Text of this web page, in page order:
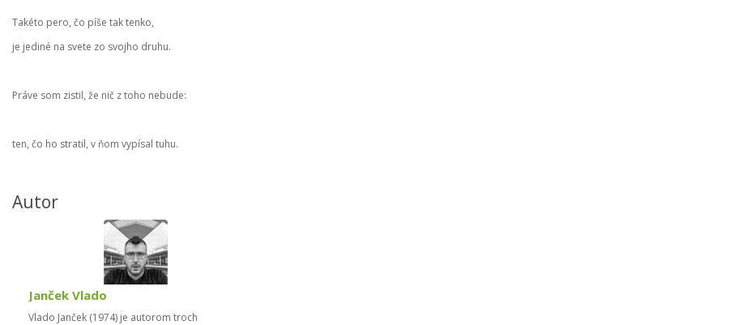
Takéto pero, čo píše tak tenko,
je jediné na svete zo svojho druhu.
Práve som zistil, že nič z toho nebude:
ten, čo ho stratil, v ňom vypísal tuhu.
Autor
Janček Vlado
Vlado Janček (1974) je autorom troch